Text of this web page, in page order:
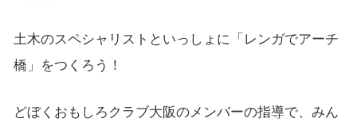
土木のスペシャリストといっしょに「レンガでアーチ
橋」をつくろう！
どぼくおもしろクラブ大阪のメンバーの指導で、みん